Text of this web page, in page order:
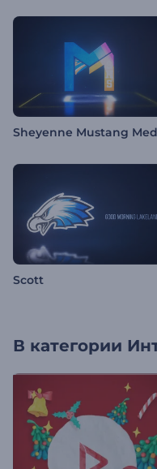
Sheyenne Mustang
Scott
В категории